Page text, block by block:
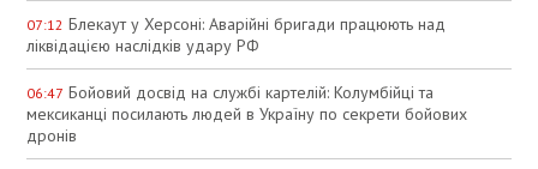
07:12 Блекаут у Херсоні: Аварійні бригади працюють над
ліквідацією наслідків удару РФ
06:47 Бойовий досвід на службі картелій: Колумбійці та
мексиканці посилають людей в Україну по секрети бойових
дронів